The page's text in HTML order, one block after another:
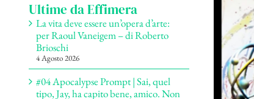
Ultime da Effimera
La vita deve essere un’opera d’arte:
per Raoul Vaneigem – di Roberto
Brioschi
4 Agosto 2026
#04 Apocalypse Prompt | Sai, quel
tipo, Jay, ha capito bene, amico. Non